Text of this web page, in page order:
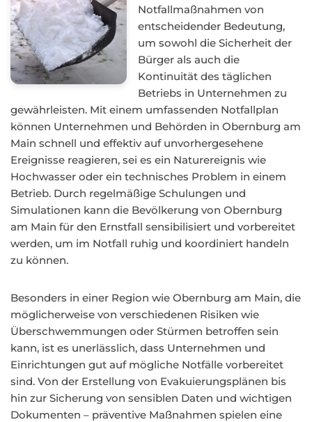
Notfallmaßnahmen von
entscheidender Bedeutung,
um sowohl die Sicherheit der
Bürger als auch die
Kontinuität des täglichen
Betriebs in Unternehmen zu
gewährleisten. Mit einem umfassenden Notfallplan
können Unternehmen und Behörden in Obernburg am
Main schnell und effektiv auf unvorhergesehene
Ereignisse reagieren, sei es ein Naturereignis wie
Hochwasser oder ein technisches Problem in einem
Betrieb. Durch regelmäßige Schulungen und
Simulationen kann die Bevölkerung von Obernburg
am Main für den Ernstfall sensibilisiert und vorbereitet
werden, um im Notfall ruhig und koordiniert handeln
zu können.
Besonders in einer Region wie Obernburg am Main, die
möglicherweise von verschiedenen Risiken wie
Überschwemmungen oder Stürmen betroffen sein
kann, ist es unerlässlich, dass Unternehmen und
Einrichtungen gut auf mögliche Notfälle vorbereitet
sind. Von der Erstellung von Evakuierungsplänen bis
hin zur Sicherung von sensiblen Daten und wichtigen
Dokumenten – präventive Maßnahmen spielen eine